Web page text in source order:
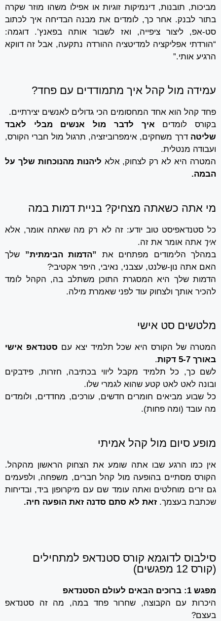
מביכות, תובנות, דינמיקות זוגיות או אפילו משהו מוזר שקרה
בתור לבנק. אחר כך, לומדים את מבנה הבדיחה איך לכתוב
סט-אפ, ליצור ציפייה, ואז לשבור אותה בפאנץ’. דוגמה:
“הורדתי אפליקציה למדיטציה ההורדה נתקעה, אבל זה דווקא
הרגיע אותי.”
עמידה מול קהל איך מתמודדים עם פחד?
פחד קהל הוא אחד המחסומים הכי גדולים לאנשים יצירתיים.
בקורס לומדים איך לדבר מול אנשים מבלי לאבד
שליטה דרך משחקים, אימפרוביזציה, תרגול מול חברי הקורס,
ועבודה מנטלית.
המטרה היא לא רק לצחוק, אלא ליהנות מהנוכחות שלך על
הבמה.
מי אתה כשאתה מצחיק? בניית דמות במה
כל סטנדאפיסט טוב יודע: זה לא רק מה שאתה אומר, אלא
איך אתה אומר את זה.
במהלך הלימודים מפתחים את ”הדמות הבימתית” שלך
האם אתה נון-שלנט, עצבני, נאיבי, היפר אקטיבי?
הדמות שלך היא המסגרת התוכן משתלב בה, הקהל לומד
להכיר אותך ולצחוק עוד לפני שאמרת מילה.
מלטשים סט אישי
המטרה של הקורס היא שכל תלמיד יצא עם סטנדאפ אישי
באורך 5-7 דקות
.
לשם כך, כל תלמיד מקבל ליווי בכתיבה, חזרות, פידבקים
ובונה לאט לאט קטע שהוא לגמרי שלו.
כל שבוע מביאים חומרים חדשים, עורכים, מחדדים, ולומדים
מה עובד (ומה פחות).
מופע סיום מול קהל אמיתי
אין כמו הרגע שבו אתה שומע את הצחוק הראשון מהקהל.
הקורס מסתיים בהופעה מול קהל חברים, משפחה, ולפעמים
גם זרים מוחלטים ואתה עומד שם עם מיקרופון ביד, ובדיחות
שכתבת בעצמך. זאת לא סתם סדנה זאת הופעה חיה.
סילבוס לדוגמא קורס סטנדאפ למתחילים
(קורס 12 מפגשים)
מפגש 1: ברוכים הבאים לעולם הסטנדאפ
היכרות עם הקבוצה, שחרור פחד במה, מה זה סטנדאפ
בעצם?